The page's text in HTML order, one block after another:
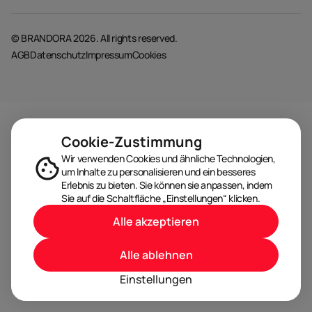
© BRANDORA 2026. All rights reserved.
AGBDatenschutzImpressumCookies
Cookie-Zustimmung
Wir verwenden Cookies und ähnliche Technologien,
um Inhalte zu personalisieren und ein besseres
Erlebnis zu bieten. Sie können sie anpassen, indem
Sie auf die Schaltfläche „Einstellungen“ klicken.
Einstellungen
Alle ablehnen
Alle akzeptieren